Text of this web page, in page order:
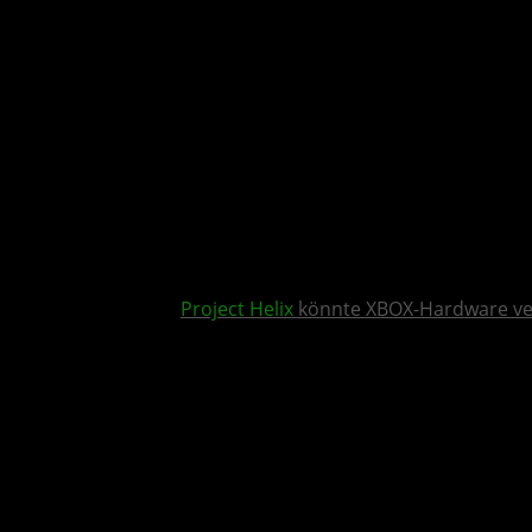
Project Helix könnte XBOX-Hardware